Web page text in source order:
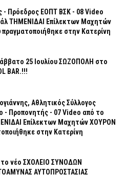
- Πρόεδρος ΕΟΠΤ ΒΣΚ - 08 Video
ΤΗΜΕΝΙΔΑΙ Επίλεκτων Μαχητών
πραγματοποιήθηκε στην Κατερίνη
25 Ιουλίου ΣΩΖΟΠΟΛΗ στο
BAR.!!!
Αθλητικός Σύλλογος
- Προπονητής - 07 Video από το
Επίλεκτων Μαχητών ΧΟΥΡΟΝ
στην Κατερίνη
το νέο ΣΧΟΛΕΙΟ ΣΥΝΟΔΩΝ
ΑΥΤΟΠΡΟΣΤΑΣΙΑΣ